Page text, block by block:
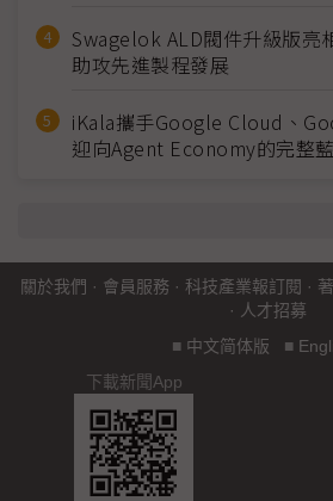
Swagelok ALD閥件升級版亮
助攻先進製程發展
iKala攜手Google Cloud、
迎向Agent Economy的完整
關於我們 · 會員服務 · 科技產業報訂閱 ·
· 人才招募
■ 中文简体版 ■
下載新聞App